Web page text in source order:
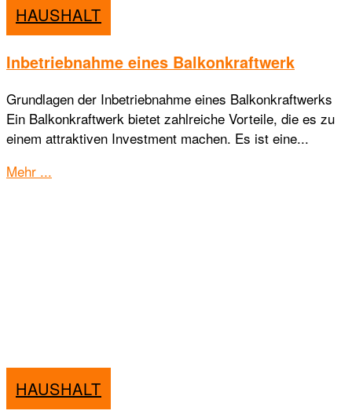
HAUSHALT
Inbetriebnahme eines Balkonkraftwerk
Grundlagen der Inbetriebnahme eines Balkonkraftwerks
Ein Balkonkraftwerk bietet zahlreiche Vorteile, die es zu
einem attraktiven Investment machen. Es ist eine...
Mehr ...
HAUSHALT